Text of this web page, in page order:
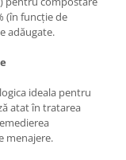
(în funcție de
adăugate.
ideala pentru
atat în tratarea
menajere.